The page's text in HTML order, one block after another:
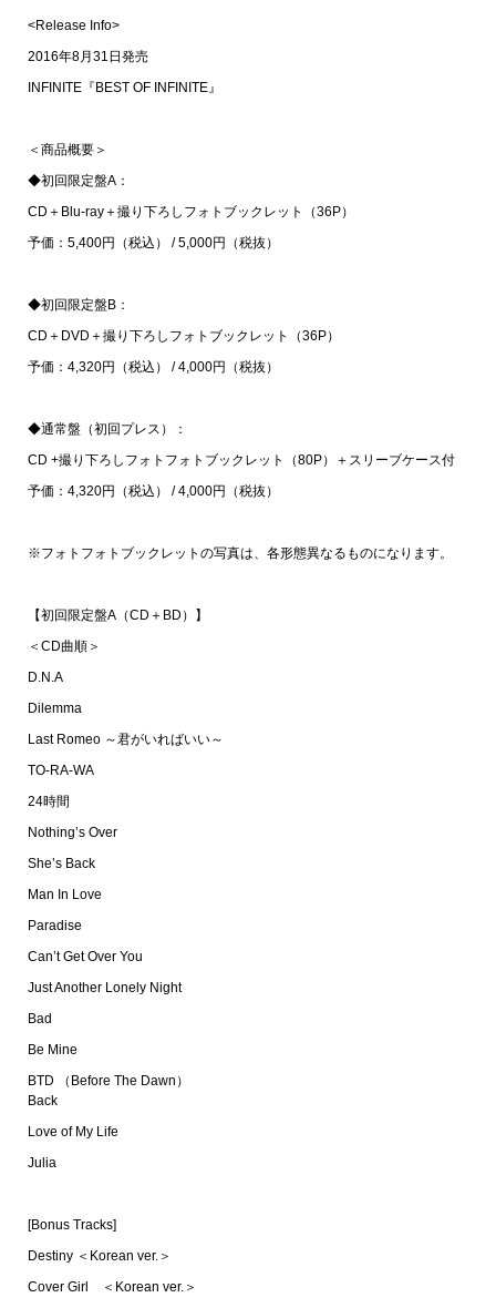
<Release Info>
2016年8月31日発売
INFINITE『BEST OF INFINITE』
＜商品概要＞
◆初回限定盤A：
CD＋Blu-ray＋撮り下ろしフォトブックレット（36P）
予価：5,400円（税込） / 5,000円（税抜）
◆初回限定盤B：
CD＋DVD＋撮り下ろしフォトブックレット（36P）
予価：4,320円（税込） / 4,000円（税抜）
◆通常盤（初回プレス）：
CD +撮り下ろしフォトフォトブックレット（80P）＋スリーブケース付
予価：4,320円（税込） / 4,000円（税抜）
※フォトフォトブックレットの写真は、各形態異なるものになります。
【初回限定盤A（CD＋BD）】
＜CD曲順＞
D.N.A
Dilemma
Last Romeo ～君がいればいい～
TO-RA-WA
24時間
Nothing’s Over
She’s Back
Man In Love
Paradise
Can’t Get Over You
Just Another Lonely Night
Bad
Be Mine
BTD （Before The Dawn）
Back
Love of My Life
Julia
[Bonus Tracks]
Destiny ＜Korean ver.＞
Cover Girl ＜Korean ver.＞